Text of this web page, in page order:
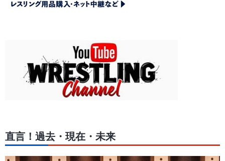
直言！過去・現在・未来